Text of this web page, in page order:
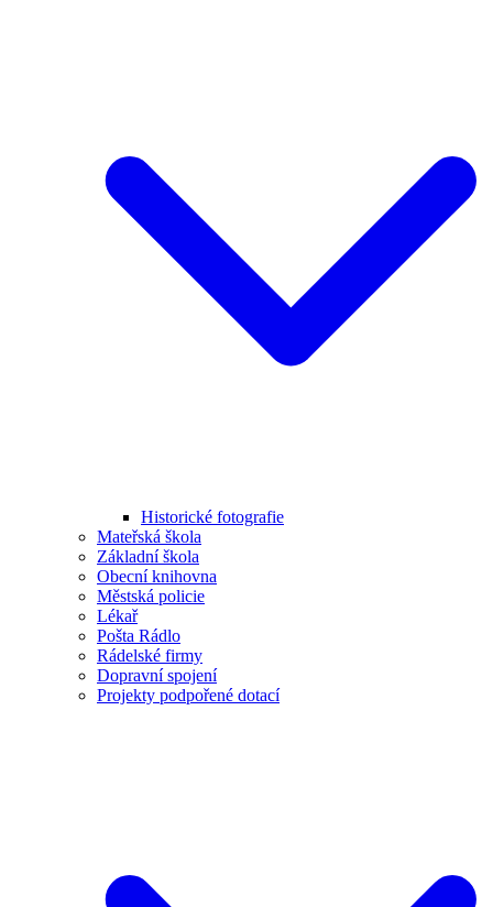
Historické fotografie
Mateřská škola
Základní škola
Obecní knihovna
Městská policie
Lékař
Pošta Rádlo
Rádelské firmy
Dopravní spojení
Projekty podpořené dotací